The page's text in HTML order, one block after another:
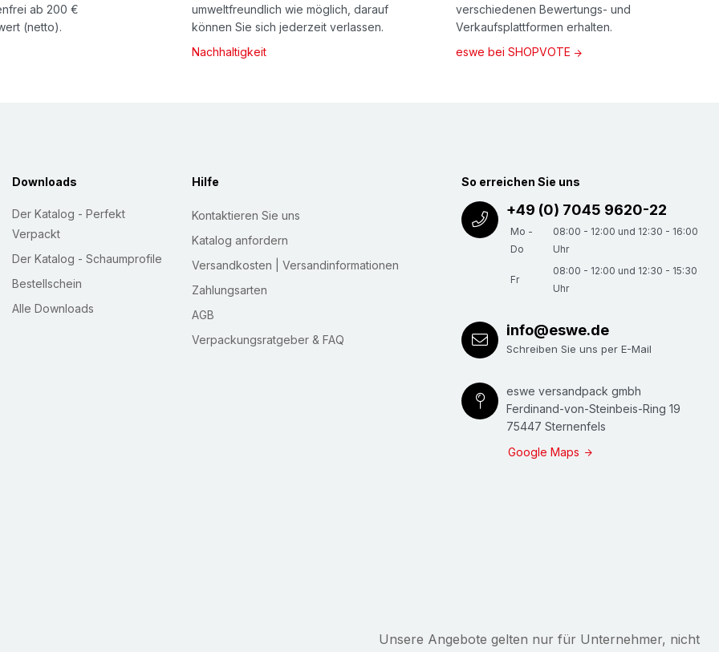
ab 200 €
(netto).
umweltfreundlich wie möglich, darauf
können Sie sich jederzeit verlassen.
Nachhaltigkeit
verschiedenen Bewertungs- und
Verkaufsplattformen erhalten.
eswe bei SHOPVOTE
Downloads
Der Katalog - Perfekt
Verpackt
Der Katalog - Schaumprofile
Bestellschein
Alle Downloads
Hilfe
Kontaktieren Sie uns
Katalog anfordern
Versandkosten | Versandinformationen
Zahlungsarten
AGB
Verpackungsratgeber & FAQ
So erreichen Sie uns
+49 (0) 7045 9620-22
Mo -
Do
08:00 - 12:00 und 12:30 - 16:00
Uhr
Fr
08:00 - 12:00 und 12:30 - 15:30
Uhr
info@eswe.de
Schreiben Sie uns per E-Mail
eswe versandpack gmbh
Ferdinand-von-Steinbeis-Ring 19
75447 Sternenfels
Google Maps
Unsere Angebote gelten nur für Unternehmer, nicht